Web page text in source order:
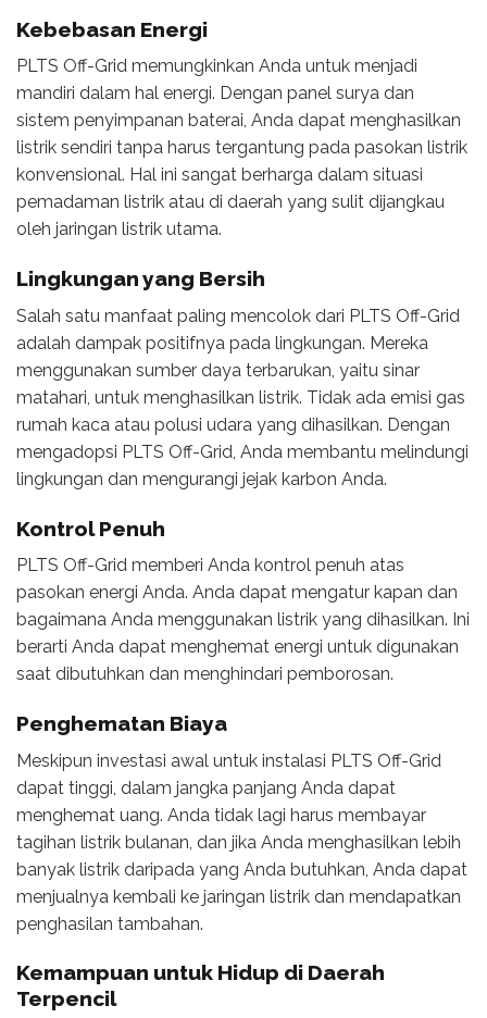
Kebebasan Energi
PLTS Off-Grid memungkinkan Anda untuk menjadi
mandiri dalam hal energi. Dengan panel surya dan
sistem penyimpanan baterai, Anda dapat menghasilkan
listrik sendiri tanpa harus tergantung pada pasokan listrik
konvensional. Hal ini sangat berharga dalam situasi
pemadaman listrik atau di daerah yang sulit dijangkau
oleh jaringan listrik utama.
Lingkungan yang Bersih
Salah satu manfaat paling mencolok dari PLTS Off-Grid
adalah dampak positifnya pada lingkungan. Mereka
menggunakan sumber daya terbarukan, yaitu sinar
matahari, untuk menghasilkan listrik. Tidak ada emisi gas
rumah kaca atau polusi udara yang dihasilkan. Dengan
mengadopsi PLTS Off-Grid, Anda membantu melindungi
lingkungan dan mengurangi jejak karbon Anda.
Kontrol Penuh
PLTS Off-Grid memberi Anda kontrol penuh atas
pasokan energi Anda. Anda dapat mengatur kapan dan
bagaimana Anda menggunakan listrik yang dihasilkan. Ini
berarti Anda dapat menghemat energi untuk digunakan
saat dibutuhkan dan menghindari pemborosan.
Penghematan Biaya
Meskipun investasi awal untuk instalasi PLTS Off-Grid
dapat tinggi, dalam jangka panjang Anda dapat
menghemat uang. Anda tidak lagi harus membayar
tagihan listrik bulanan, dan jika Anda menghasilkan lebih
banyak listrik daripada yang Anda butuhkan, Anda dapat
menjualnya kembali ke jaringan listrik dan mendapatkan
penghasilan tambahan.
Kemampuan untuk Hidup di Daerah
Terpencil